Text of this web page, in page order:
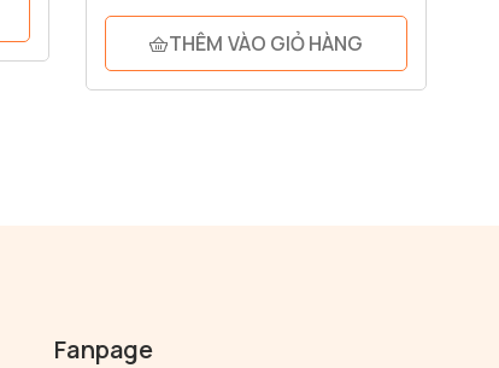
THÊM VÀO GIỎ HÀNG
Fanpage